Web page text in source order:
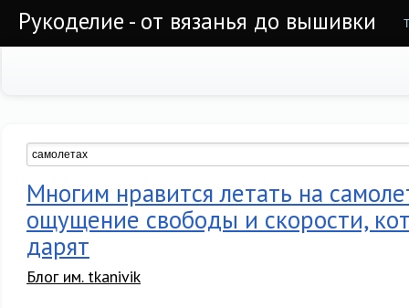
Рукоделие - от вязанья до вышивки
Многим нравится летать на
ощущение свободы и скорости,
дарят
Блог им. tkanivik